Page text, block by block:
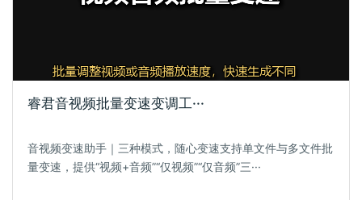
睿君音视频批量变速变调工···
音视频变速助手｜三种模式，随心变速支持单文件与多文件批
量变速，提供“视频+音频”“仅视频”“仅音频”三···